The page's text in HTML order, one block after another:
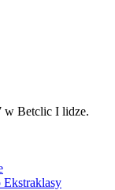
w Betclic I lidze.
Ekstraklasy